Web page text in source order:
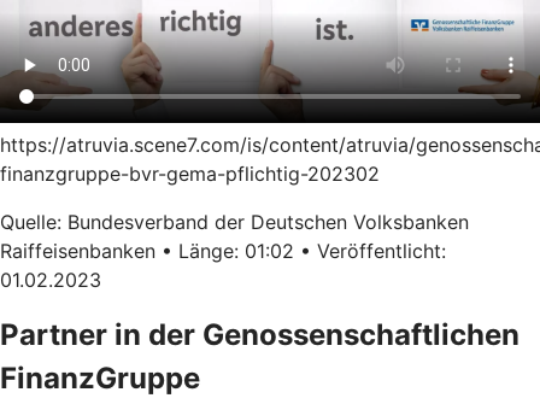
https://atruvia.scene7.com/is/content/atruvia/
finanzgruppe-bvr-gema-pflichtig-202302
Quelle: Bundesverband der Deutschen Volksbanken
Raiffeisenbanken • Länge: 01:02 • Veröffentlicht:
01.02.2023
Partner in der Genossenschaftlichen
FinanzGruppe